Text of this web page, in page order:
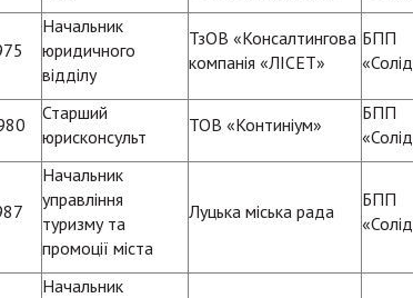
Начальник
юридичного
відділу
ТзОВ «Консалтингова
компанія «ЛІСЕТ»
БПП
Старший
юрисконсульт
ТОВ «Континіум»
БПП
Начальник
управління
туризму та
промоції міста
Луцька міська рада
БПП
Начальник